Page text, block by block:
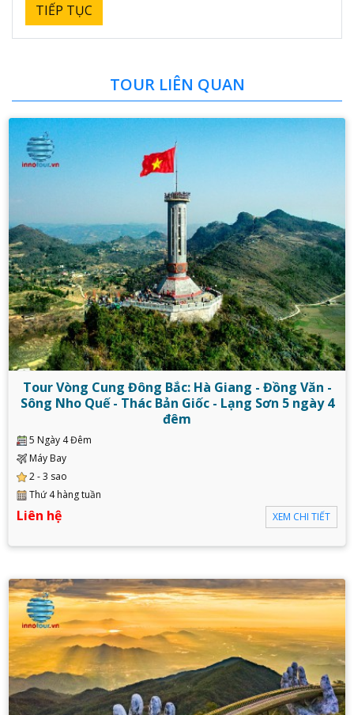
TIẾP TỤC
TOUR LIÊN QUAN
Tour Vòng Cung Đông Bắc: Hà Giang - Đồng Văn -
Sông Nho Quế - Thác Bản Giốc - Lạng Sơn 5 ngày 4
đêm
5 Ngày 4 Đêm
Máy Bay
2 - 3 sao
Thứ 4 hàng tuần
Liên hệ XEM CHI TIẾT